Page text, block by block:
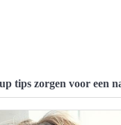
tips zorgen voor een